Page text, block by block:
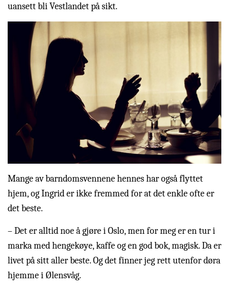
uansett bli Vestlandet på sikt.
Mange av barndomsvennene hennes har også flyttet
hjem, og Ingrid er ikke fremmed for at det enkle ofte er
det beste.
– Det er alltid noe å gjøre i Oslo, men for meg er en tur i
marka med hengekøye, kaffe og en god bok, magisk. Da er
livet på sitt aller beste. Og det finner jeg rett utenfor døra
hjemme i Ølensvåg.